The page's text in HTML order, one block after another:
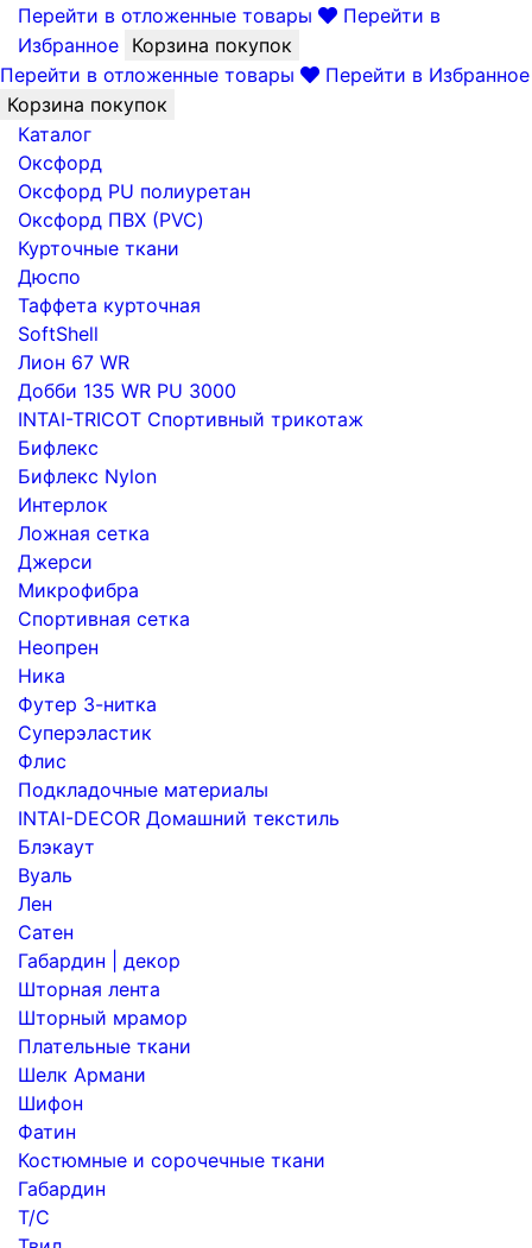
Перейти в отложенные товары
Перейти в
Избранное Корзина покупок
Перейти в отложенные товары
Перейти в Избранное
Корзина покупок
Каталог
Оксфорд
Оксфорд PU полиуретан
Оксфорд ПВХ (PVC)
Курточные ткани
Дюспо
Таффета курточная
SoftShell
Лион 67 WR
Добби 135 WR PU 3000
INTAI-TRICOT Спортивный трикотаж
Бифлекс
Бифлекс Nylon
Интерлок
Ложная сетка
Джерси
Микрофибра
Спортивная сетка
Неопрен
Ника
Футер 3-нитка
Суперэластик
Флис
Подкладочные материалы
INTAI-DECOR Домашний текстиль
Блэкаут
Вуаль
Лен
Сатен
Габардин | декор
Шторная лента
Шторный мрамор
Плательные ткани
Шелк Армани
Шифон
Фатин
Костюмные и сорочечные ткани
Габардин
Т/С